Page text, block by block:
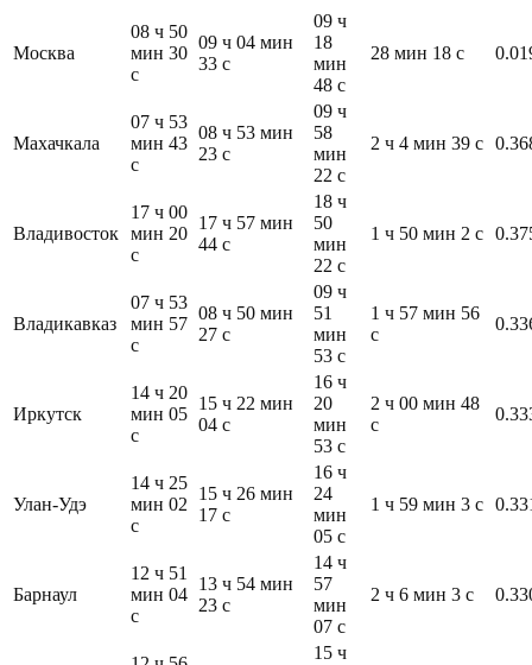
Москва
08 ч 50
мин 30
с
09 ч 04 мин
33 с
09 ч
18
мин
48 с
28 мин 18 с
Махачкала
07 ч 53
мин 43
с
08 ч 53 мин
23 с
09 ч
58
мин
22 с
2 ч 4 мин 39 с
Владивосток
17 ч 00
мин 20
с
17 ч 57 мин
44 с
18 ч
50
мин
22 с
1 ч 50 мин 2 с
Владикавказ
07 ч 53
мин 57
с
08 ч 50 мин
27 с
09 ч
51
мин
53 с
1 ч 57 мин 56
с
Иркутск
14 ч 20
мин 05
с
15 ч 22 мин
04 с
16 ч
20
мин
53 с
2 ч 00 мин 48
с
Улан-Удэ
14 ч 25
мин 02
с
15 ч 26 мин
17 с
16 ч
24
мин
05 с
1 ч 59 мин 3 с
Барнаул
12 ч 51
мин 04
с
13 ч 54 мин
23 с
14 ч
57
мин
07 с
2 ч 6 мин 3 с
15 ч